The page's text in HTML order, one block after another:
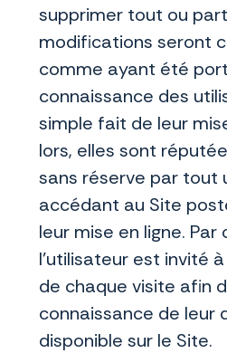
supprimer tout ou
modifications seront
comme ayant été
connaissance des
simple fait de leur
lors, elles sont
sans réserve par tout
accédant au Site
leur mise en ligne.
l’utilisateur est invité
de chaque visite afin
connaissance de leur
disponible sur le Site.